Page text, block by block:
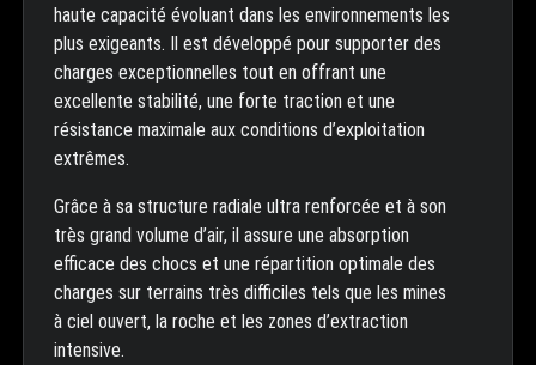
haute capacité évoluant dans les environnements les
plus exigeants. Il est développé pour supporter des
charges exceptionnelles tout en offrant une
excellente stabilité, une forte traction et une
résistance maximale aux conditions d’exploitation
extrêmes.
Grâce à sa structure radiale ultra renforcée et à son
très grand volume d’air, il assure une absorption
efficace des chocs et une répartition optimale des
charges sur terrains très difficiles tels que les mines
à ciel ouvert, la roche et les zones d’extraction
intensive.